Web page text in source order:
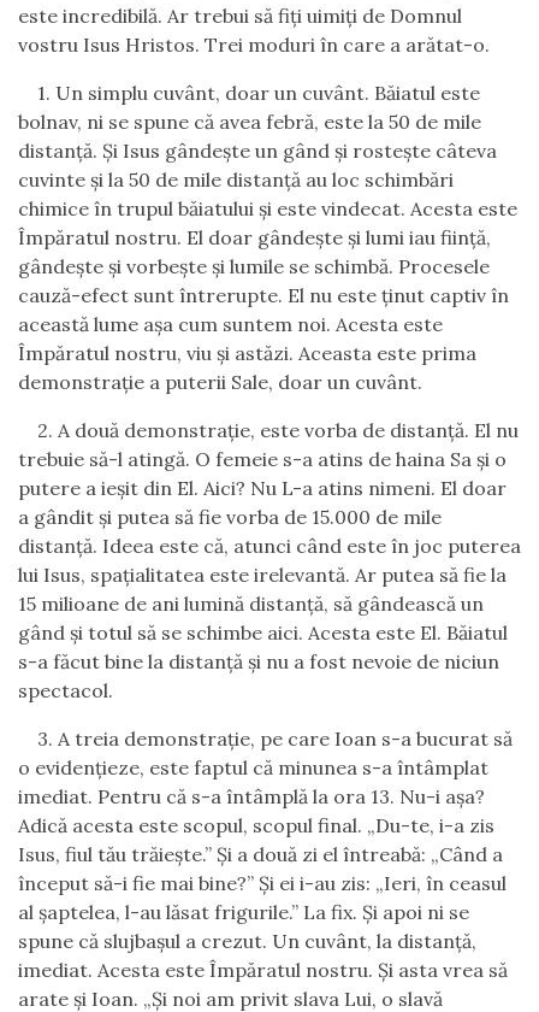
este incredibilă. Ar trebui să fiţi uimiţi de Domnul
vostru Isus Hristos. Trei moduri în care a arătat-o.
1. Un simplu cuvânt, doar un cuvânt. Băiatul este
bolnav, ni se spune că avea febră, este la 50 de mile
distanţă. Şi Isus gândeşte un gând şi rosteşte câteva
cuvinte şi la 50 de mile distanţă au loc schimbări
chimice în trupul băiatului şi este vindecat. Acesta este
Împăratul nostru. El doar gândeşte şi lumi iau fiinţă,
gândeşte şi vorbeşte şi lumile se schimbă. Procesele
cauză-efect sunt întrerupte. El nu este ţinut captiv în
această lume aşa cum suntem noi. Acesta este
Împăratul nostru, viu şi astăzi. Aceasta este prima
demonstraţie a puterii Sale, doar un cuvânt.
2. A două demonstraţie, este vorba de distanţă. El nu
trebuie să-l atingă. O femeie s-a atins de haina Sa şi o
putere a ieşit din El. Aici? Nu L-a atins nimeni. El doar
a gândit şi putea să fie vorba de 15.000 de mile
distanţă. Ideea este că, atunci când este în joc puterea
lui Isus, spaţialitatea este irelevantă. Ar putea să fie la
15 milioane de ani lumină distanţă, să gândească un
gând şi totul să se schimbe aici. Acesta este El. Băiatul
s-a făcut bine la distanţă şi nu a fost nevoie de niciun
spectacol.
3. Atreia demonstraţie, pe care Ioan s-a bucurat să
o evidenţieze, este faptul că minunea s-a întâmplat
imediat. Pentru că s-a întâmplă la ora 13. Nu-i aşa?
Adică acesta este scopul, scopul final. „Du-te, i-a zis
Isus, fiul tău trăieşte.” Şi a două zi el întreabă: „Când a
început să-i fie mai bine?” Şi ei i-au zis: „Ieri, în ceasul
al şaptelea, l-au lăsat frigurile.” La fix. Şi apoi ni se
spune că slujbaşul a crezut. Un cuvânt, la distanţă,
imediat. Acesta este Împăratul nostru. Şi asta vrea să
arate şi Ioan. „Şi noi am privit slava Lui, o slavă